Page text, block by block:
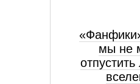
мы не